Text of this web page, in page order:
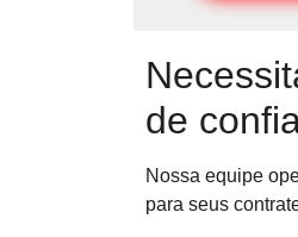
de
Nossa equipe
para seus